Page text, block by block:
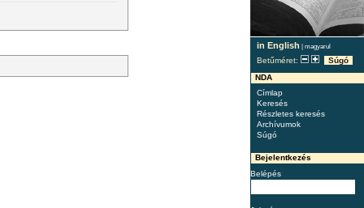
in English | magyarul
Betűméret:
Súgó
NDA
Címlap
Keresés
Részletes keresés
Archívumok
Súgó
Bejelentkezés
Belépés